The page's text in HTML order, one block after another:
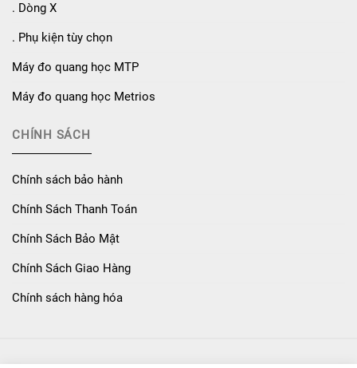
. Dòng X
. Phụ kiện tùy chọn
Máy đo quang học MTP
Máy đo quang học Metrios
CHÍNH SÁCH
Chính sách bảo hành
Chính Sách Thanh Toán
Chính Sách Bảo Mật
Chính Sách Giao Hàng
Chính sách hàng hóa